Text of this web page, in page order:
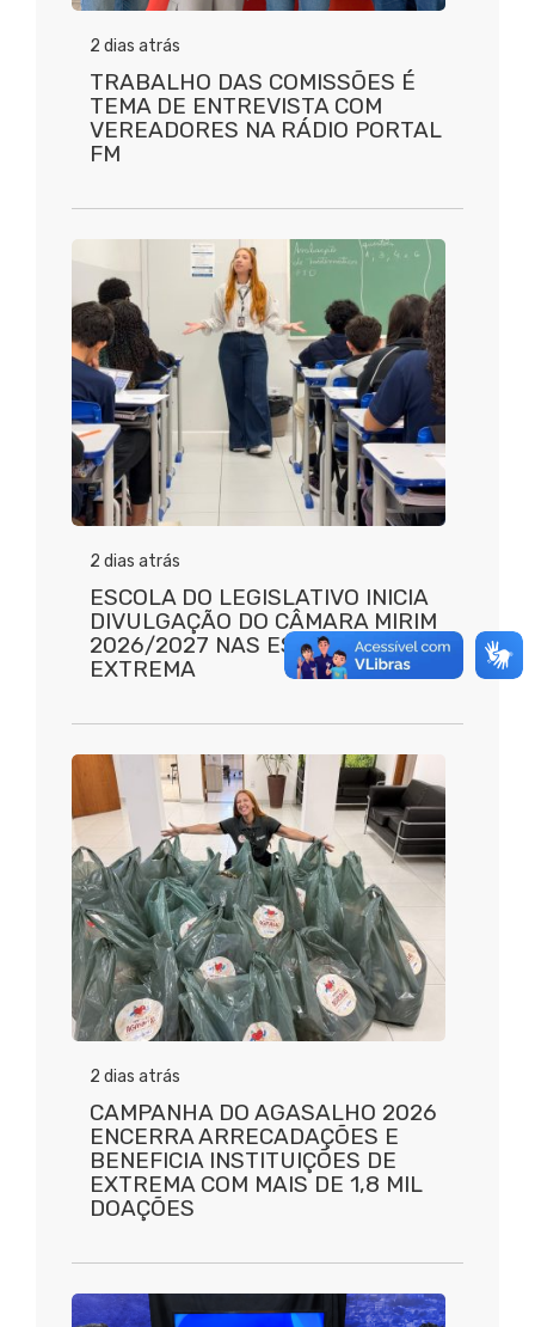
2 dias atrás
TRABALHO DAS COMISSÕES É
TEMA DE ENTREVISTA COM
VEREADORES NA RÁDIO PORTAL
FM
2 dias atrás
ESCOLA DO LEGISLATIVO INICIA
DIVULGAÇÃO DO CÂMARA MIRIM
2026/2027 NAS ESCOLAS DE
EXTREMA
2 dias atrás
CAMPANHA DO AGASALHO 2026
ENCERRA ARRECADAÇÕES E
BENEFICIA INSTITUIÇÕES DE
EXTREMA COM MAIS DE 1,8 MIL
DOAÇÕES